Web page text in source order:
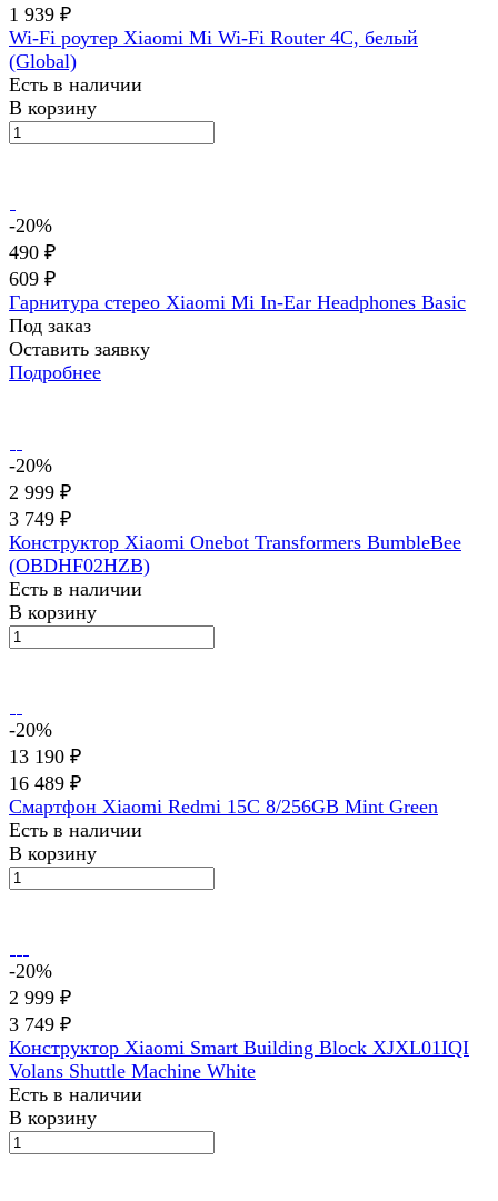
1 939 ₽
Wi-Fi роутер Xiaomi Mi Wi-Fi Router 4C, белый
(Global)
Есть в наличии
В корзину
-20%
490 ₽
609 ₽
Гарнитура стерео Xiaomi Mi In-Ear Headphones Basic
Под заказ
Оставить заявку
Подробнее
-20%
2 999 ₽
3 749 ₽
Конструктор Xiaomi Onebot Transformers BumbleBee
(OBDHF02HZB)
Есть в наличии
В корзину
-20%
13 190 ₽
16 489 ₽
Смартфон Xiaomi Redmi 15C 8/256GB Mint Green
Есть в наличии
В корзину
-20%
2 999 ₽
3 749 ₽
Конструктор Xiaomi Smart Building Block XJXL01IQI
Volans Shuttle Machine White
Есть в наличии
В корзину